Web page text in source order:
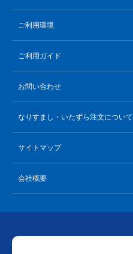
ご利用環境
ご利用ガイド
お問い合わせ
なりすまし・いたずら注文について
サイトマップ
会社概要